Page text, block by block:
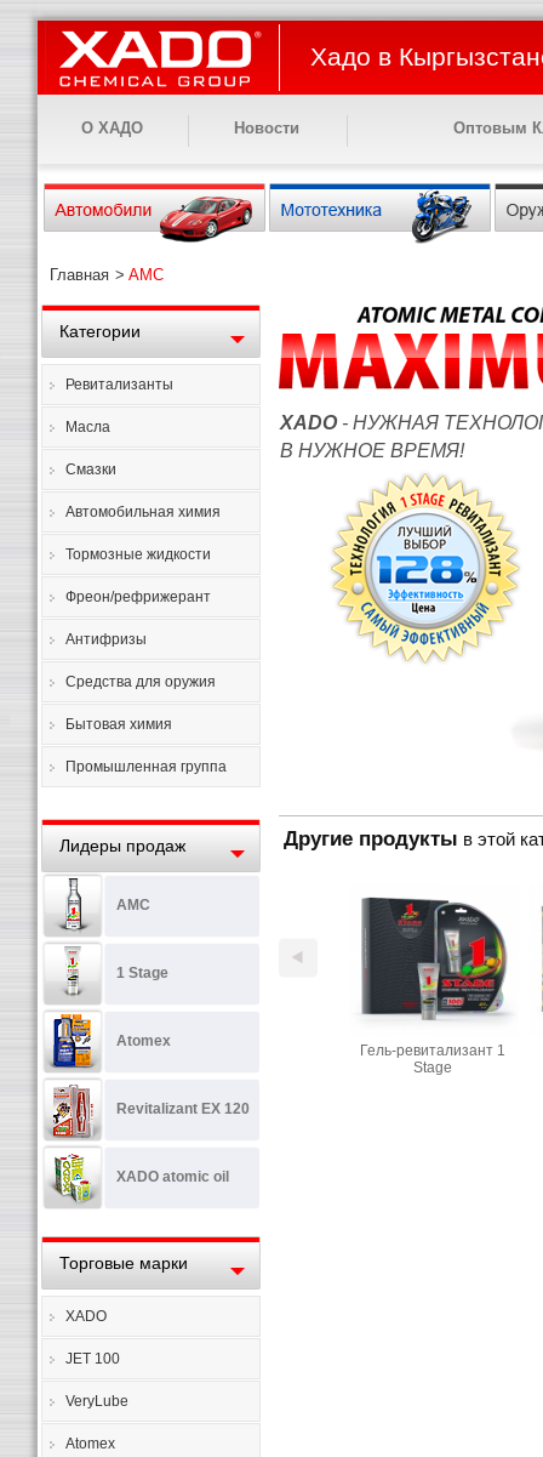
Хадо в
О ХАДО Новости Оптовым
Главная > AMC
Категории
Ревитализанты
Масла
Смазки
Автомобильная химия
Тормозные жидкости
Фреон/рефрижерант
Антифризы
Средства для оружия
Бытовая химия
Промышленная группа
Лидеры продаж
AMC
1 Stage
Atomex
Revitalizant EX 120
XADO atomic oil
Торговые марки
XADO
JET 100
VeryLube
Atomex
XADO- НУЖНАЯ
В НУЖНОЕ ВРЕМЯ!
Другие продукты в этой
Гель-ревитализант 1
Stage